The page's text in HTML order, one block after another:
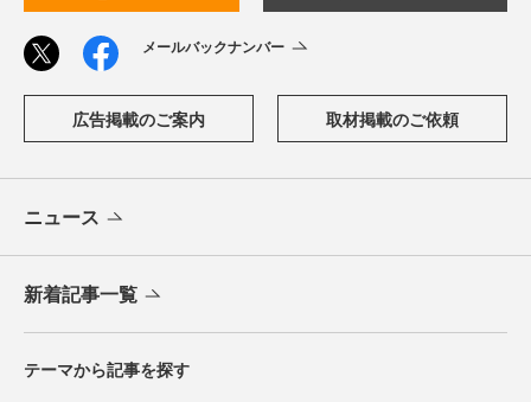
メールバックナンバー
広告掲載のご案内 取材掲載のご依頼
ニュース
新着記事一覧
テーマから記事を探す